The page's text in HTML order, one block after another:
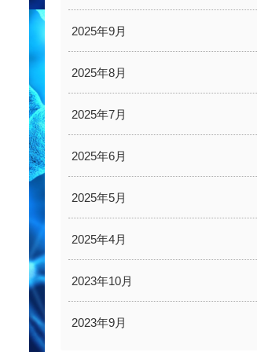
2025年9月
2025年8月
2025年7月
2025年6月
2025年5月
2025年4月
2023年10月
2023年9月